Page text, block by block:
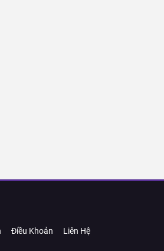
Điều Khoản Liên Hệ